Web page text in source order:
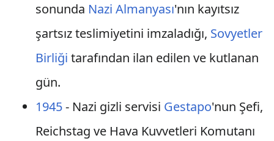
sonunda Nazi Almanyası'nın kayıtsız
şartsız teslimiyetini imzaladığı, Sovyetler
Birliği tarafından ilan edilen ve kutlanan
gün.
1945- Nazi gizli servisi Gestapo'nun Şefi,
Reichstag ve Hava Kuvvetleri Komutanı